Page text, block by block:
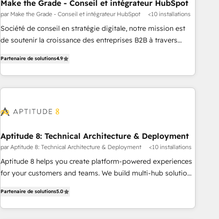
Make the Grade - Conseil et intégrateur HubSpot
par Make the Grade - Conseil et intégrateur HubSpot <10 installations
Société de conseil en stratégie digitale, notre mission est
de soutenir la croissance des entreprises B2B à travers
développement des revenus auprès de vos comptes
existants. En France et à l'international, nous travaillons
avec des ETI ambitieuses, des grands groupes voulant aller
florissantes. Nos 3 grandes expertises sont : ➤ L’intégration
équipes marketing, commerciales et support client (data
migration, synchronisation API, audit et maintenance) ➤ La
création de sites internet de conversion qui transforment
les visiteurs en opportunités d'affaires ➤ La mise en place
automatisation marketing, ABM, IA, emailing) Informations
clés : - 10 ans d'expérience - 100+ intégrations CRM
Partenaire de solutions4.9
Aptitude 8: Technical Architecture & Deployment
par Aptitude 8: Technical Architecture & Deployment <10 installations
Aptitude 8 helps you create platform-powered experiences
for your customers and teams. We build multi-hub solutions
Aptitude 8 is trusted by top brands such as Lenovo,
Bluetooth, International Sports Sciences Association, SXSW,
Partenaire de solutions5.0